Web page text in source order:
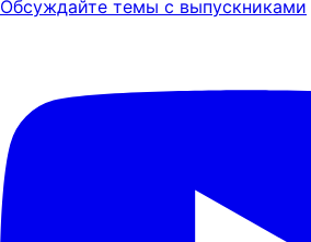
Обсуждайте темы с выпускниками